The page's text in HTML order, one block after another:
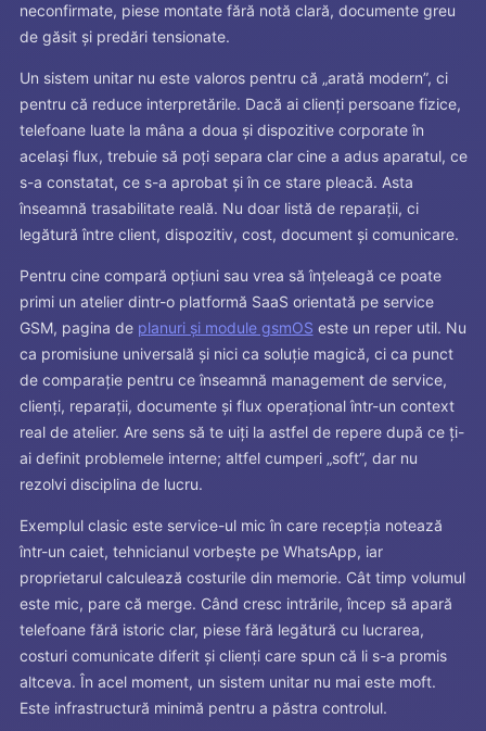
neconfirmate, piese montate fără notă clară, documente greu
de găsit și predări tensionate.
Un sistem unitar nu este valoros pentru că „arată modern”, ci
pentru că reduce interpretările. Dacă ai clienți persoane fizice,
telefoane luate la mâna a doua și dispozitive corporate în
același flux, trebuie să poți separa clar cine a adus aparatul, ce
s-a constatat, ce s-a aprobat și în ce stare pleacă. Asta
înseamnă trasabilitate reală. Nu doar listă de reparații, ci
legătură între client, dispozitiv, cost, document și comunicare.
Pentru cine compară opțiuni sau vrea să înțeleagă ce poate
primi un atelier dintr-o platformă SaaS orientată pe service
GSM, pagina de planuri și module gsmOS este un reper util. Nu
ca promisiune universală și nici ca soluție magică, ci ca punct
de comparație pentru ce înseamnă management de service,
clienți, reparații, documente și flux operațional într-un context
real de atelier. Are sens să te uiți la astfel de repere după ce ți-
ai definit problemele interne; altfel cumperi „soft”, dar nu
rezolvi disciplina de lucru.
Exemplul clasic este service-ul mic în care recepția notează
într-un caiet, tehnicianul vorbește pe WhatsApp, iar
proprietarul calculează costurile din memorie. Cât timp volumul
este mic, pare că merge. Când cresc intrările, încep să apară
telefoane fără istoric clar, piese fără legătură cu lucrarea,
costuri comunicate diferit și clienți care spun că li s-a promis
altceva. În acel moment, un sistem unitar nu mai este moft.
Este infrastructură minimă pentru a păstra controlul.